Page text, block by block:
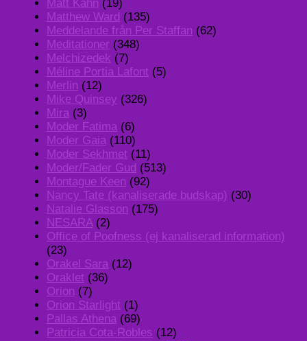
Matt Kahn (19)
Matthew Ward (135)
Meddelande från Per Staffan (62)
Meditationer (348)
Melchizedek (7)
Méline Portia Lafont (5)
Merlin (12)
Mike Quinsey (326)
Mira (3)
Moder Fatima (6)
Moder Gaia (110)
Moder Sekhmet (11)
Moder/Fader Gud (513)
Montague Keen (92)
Nancy Tate (kanaliserade budskap) (30)
Natalie Glasson (175)
NESARA(2)
Office of Poofness (ej kanaliserad information)
(23)
Orakel Sara (12)
Oraklet (36)
Orion (7)
Orion Starlight (1)
Pallas Athena (69)
Patricia Cota-Robles (12)